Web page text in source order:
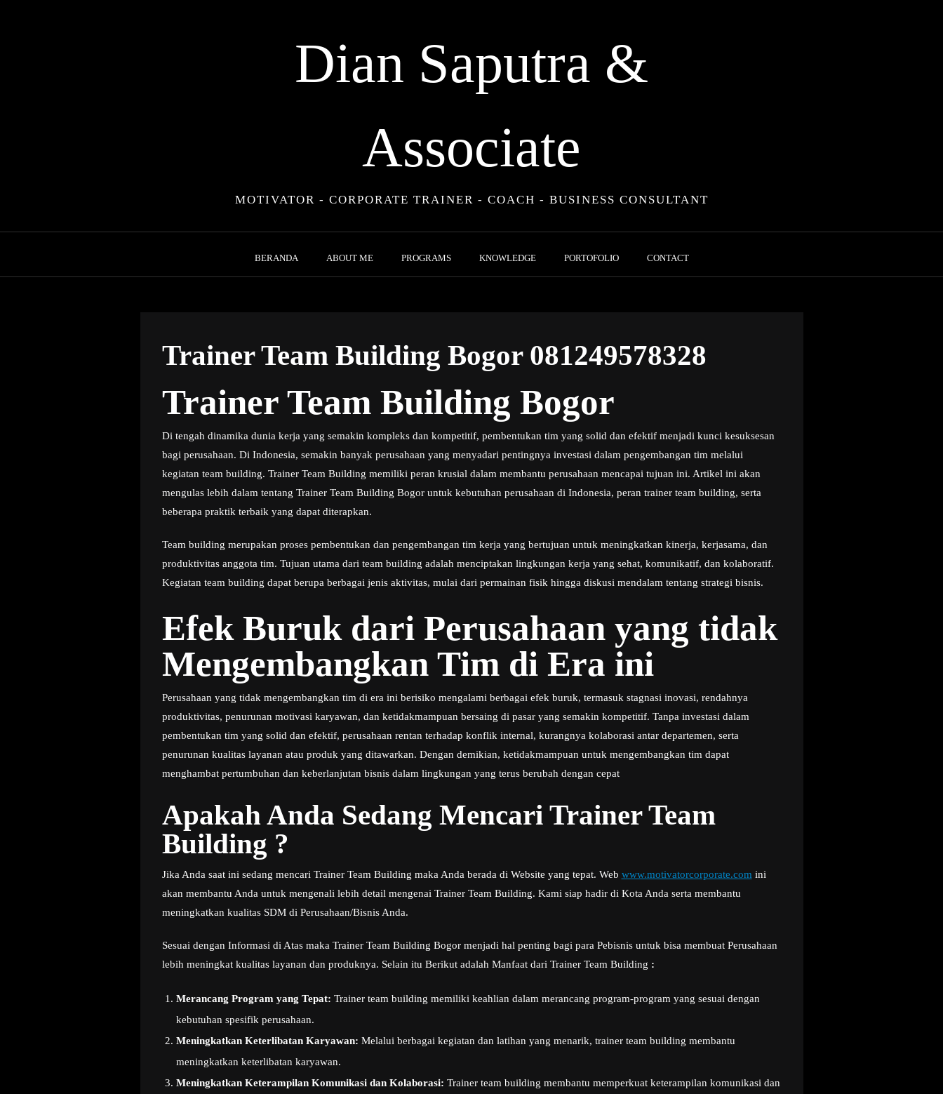
Dian Saputra &
Associate
MOTIVATOR - CORPORATE TRAINER - COACH - BUSINESS CONSULTANT
BERANDA ABOUT ME PROGRAMS KNOWLEDGE PORTOFOLIO CONTACT
Trainer Team Building Bogor 081249578328
Trainer Team Building Bogor
Di tengah dinamika dunia kerja yang semakin kompleks dan kompetitif, pembentukan tim yang solid dan efektif menjadi kunci kesuksesan
bagi perusahaan. Di Indonesia, semakin banyak perusahaan yang menyadari pentingnya investasi dalam pengembangan tim melalui
kegiatan team building. Trainer Team Building memiliki peran krusial dalam membantu perusahaan mencapai tujuan ini. Artikel ini akan
mengulas lebih dalam tentang Trainer Team Building Bogor untuk kebutuhan perusahaan di Indonesia, peran trainer team building, serta
beberapa praktik terbaik yang dapat diterapkan.
Team building merupakan proses pembentukan dan pengembangan tim kerja yang bertujuan untuk meningkatkan kinerja, kerjasama, dan
produktivitas anggota tim. Tujuan utama dari team building adalah menciptakan lingkungan kerja yang sehat, komunikatif, dan kolaboratif.
Kegiatan team building dapat berupa berbagai jenis aktivitas, mulai dari permainan fisik hingga diskusi mendalam tentang strategi bisnis.
Efek Buruk dari Perusahaan yang tidak
Mengembangkan Tim di Era ini
Perusahaan yang tidak mengembangkan tim di era ini berisiko mengalami berbagai efek buruk, termasuk stagnasi inovasi, rendahnya
produktivitas, penurunan motivasi karyawan, dan ketidakmampuan bersaing di pasar yang semakin kompetitif. Tanpa investasi dalam
pembentukan tim yang solid dan efektif, perusahaan rentan terhadap konflik internal, kurangnya kolaborasi antar departemen, serta
penurunan kualitas layanan atau produk yang ditawarkan. Dengan demikian, ketidakmampuan untuk mengembangkan tim dapat
menghambat pertumbuhan dan keberlanjutan bisnis dalam lingkungan yang terus berubah dengan cepat
Apakah Anda Sedang Mencari Trainer Team
Building ?
Jika Anda saat ini sedang mencari Trainer Team Building maka Anda berada di Website yang tepat. Web www.motivatorcorporate.com ini
akan membantu Anda untuk mengenali lebih detail mengenai Trainer Team Building. Kami siap hadir di Kota Anda serta membantu
meningkatkan kualitas SDM di Perusahaan/Bisnis Anda.
Sesuai dengan Informasi di Atas maka Trainer Team Building Bogor menjadi hal penting bagi para Pebisnis untuk bisa membuat Perusahaan
lebih meningkat kualitas layanan dan produknya. Selain itu Berikut adalah Manfaat dari Trainer Team Building :
Merancang Program yang Tepat: Trainer team building memiliki keahlian dalam merancang program-program yang sesuai dengan
kebutuhan spesifik perusahaan.
Meningkatkan Keterlibatan Karyawan: Melalui berbagai kegiatan dan latihan yang menarik, trainer team building membantu
meningkatkan keterlibatan karyawan.
Meningkatkan Keterampilan Komunikasi dan Kolaborasi: Trainer team building membantu memperkuat keterampilan komunikasi dan